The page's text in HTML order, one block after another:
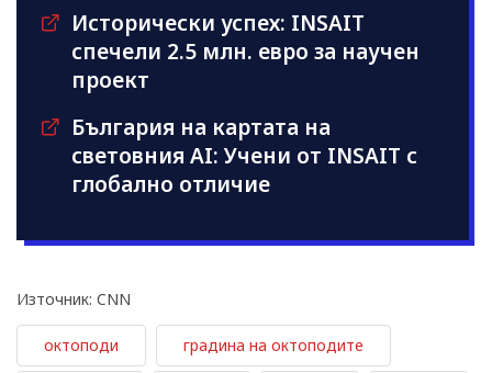
Исторически успех: INSAIT
спечели 2.5 млн. евро за научен
проект
България на картата на
световния AI: Учени от INSAIT с
глобално отличие
Източник: CNN
октоподи градина на октоподите